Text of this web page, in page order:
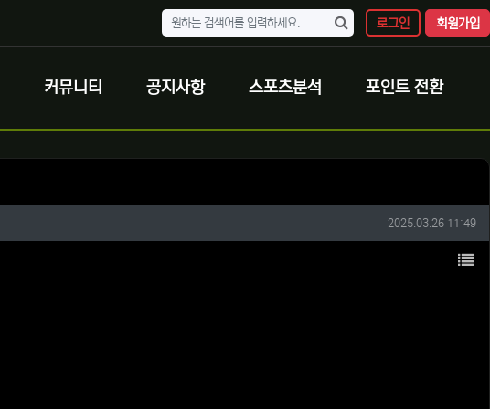
로그인 회원가입
커뮤니티 공지사항 스포츠분석 포인트 전환
작성일
2025.03.26 11:49
목